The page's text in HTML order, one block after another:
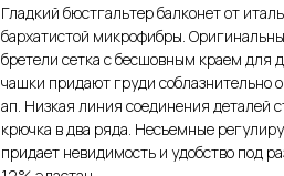
Гладкий бюстгальтер балконет от
бархатистой микрофибры.
бретели сетка с бесшовным краем для
чашки придают груди соблазнительно
ап. Низкая линия соединения деталей
крючка в два ряда. Несъемные
придает невидимость и удобство под